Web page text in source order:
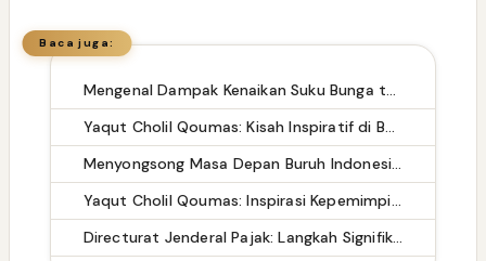
Baca juga:
Mengenal Dampak Kenaikan Suku Bunga terhadap Bitcoin (BTC) dan Ekonomi Global
Yaqut Cholil Qoumas: Kisah Inspiratif di Balik Kasus Hukum
Menyongsong Masa Depan Buruh Indonesia dengan Optimisme dan Inspirasi
Yaqut Cholil Qoumas: Inspirasi Kepemimpinan dan Ketaatan
Directurat Jenderal Pajak: Langkah Signifikan Menuju Kepatuhan Pajak